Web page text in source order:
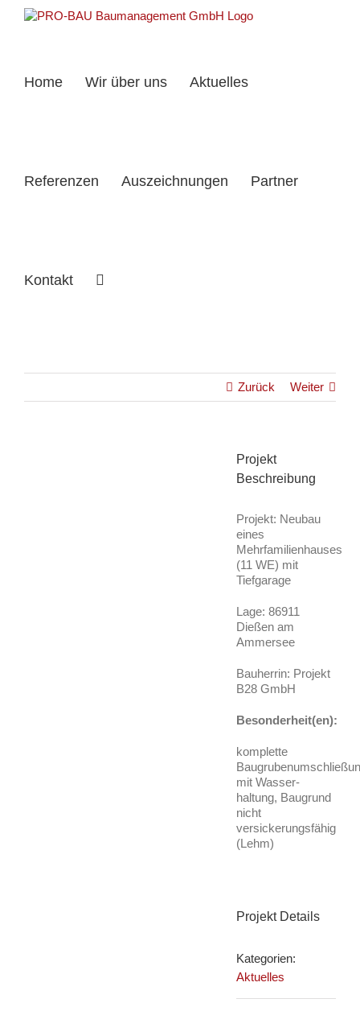
Inhalt
Home Wir über uns Aktuelles
Referenzen Auszeichnungen Partner
Kontakt
Zurück Weiter
Projekt
Beschreibung
Projekt: Neubau
eines
Mehrfamilienhauses
(11 WE) mit
Tiefgarage
Lage: 86911
Dießen am
Ammersee
Bauherrin: Projekt
B28 GmbH
Besonderheit(en):
komplette
mit Wasser-
haltung, Baugrund
nicht
versickerungsfähig
(Lehm)
Projekt Details
Kategorien:
Aktuelles